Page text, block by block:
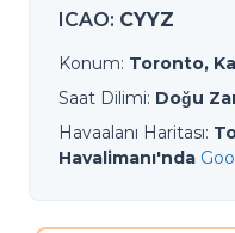
ICAO: CYYZ
Konum: Toronto,
Saat Dilimi: Doğu
Havaalanı Haritası:
Havalimanı'nda